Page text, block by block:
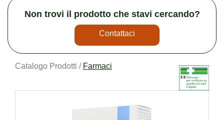
Non trovi il prodotto che stavi cercando?
Contattaci
Catalogo Prodotti / Farmaci